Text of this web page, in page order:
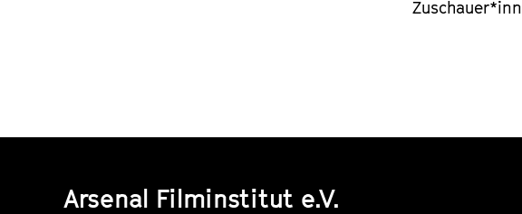
Arsenal Filminstitut e.V.